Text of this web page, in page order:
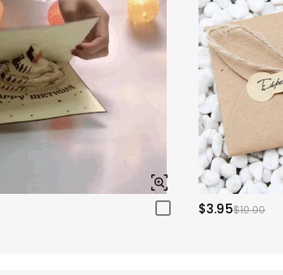
$3.95$10.00